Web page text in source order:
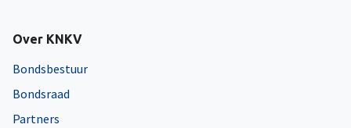
Over KNKV
Bondsbestuur
Bondsraad
Partners